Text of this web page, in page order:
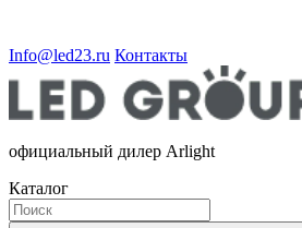
Info@led23.ru Контакты
официальный дилер Arlight
Каталог